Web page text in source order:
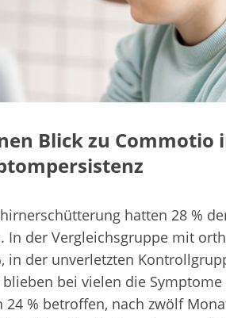
Blick zu Commotio
hatten 28 %
In der Vergleichsgruppe mit
in der unverletzten
bei vielen die Symptome
% betroffen, nach zwölf